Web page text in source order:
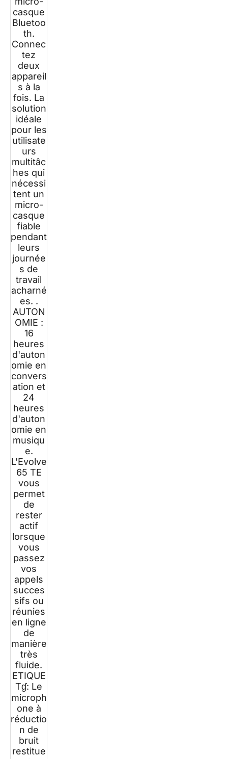
casque
Bluetoo
th.
Connec
tez
deux
appareil
s à la
fois. La
solution
idéale
pour les
utilisate
urs
multitâc
hes qui
nécessi
tent un
micro-
casque
fiable
pendant
leurs
journée
s de
travail
acharné
es. .
AUTON
OMIE :
16
heures
d'auton
omie en
convers
ation et
24
heures
d'auton
omie en
musiqu
e.
L'Evolve
65 TE
vous
permet
de
rester
actif
lorsque
vous
passez
vos
appels
succes
sifs ou
réunies
en ligne
de
manière
très
fluide.
ETIQUE
Tɠ: Le
microph
one à
réductio
n de
bruit
restitue